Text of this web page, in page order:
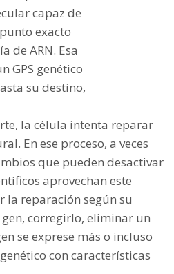
capaz de
exacto
de ARN. Esa
GPS genético
su destino,
la célula intenta reparar
En ese proceso, a veces
que pueden desactivar
aprovechan este
reparación según su
corregirlo, eliminar un
se exprese más o incluso
con características